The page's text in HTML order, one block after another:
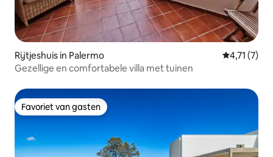
Rijtjeshuis in Palermo
4,71 (7)
Gezellige en comfortabele villa met tuinen
Favoriet van gasten
Favoriet van gasten